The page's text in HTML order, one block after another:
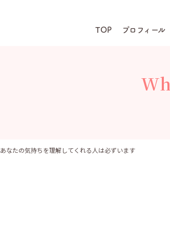
TOP プロフィール
あなたの気持ちを理解してくれる人は必ずいます